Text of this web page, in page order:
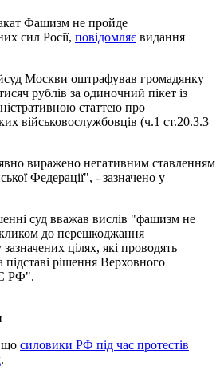
Фашизм не пройде
сил Росії, повідомляє видання
Москви оштрафував громадянку
рублів за одиночний пікет із
статтею про
військовослужбовців (ч.1 ст.20.3.3
явно виражено негативним ставленням
Федерації", - зазначено у
суд вважав вислів "фашизм не
до перешкоджання
цілях, які проводять
підставі рішення Верховного
РФ".
що силовики РФ під час протестів
.